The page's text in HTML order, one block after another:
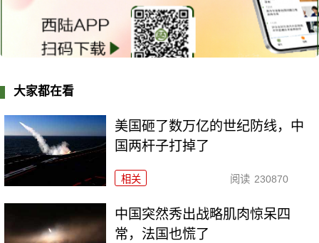
大家都在看
美国砸了数万亿的世纪防线，中
国两杆子打掉了
相关 阅读 230870
中国突然秀出战略肌肉惊呆四
常，法国也慌了